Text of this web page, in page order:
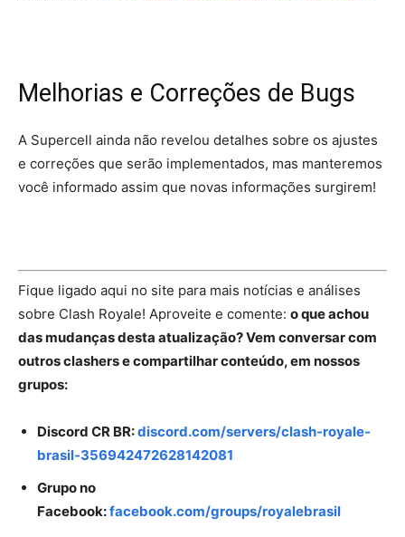
Melhorias e Correções de Bugs
A Supercell ainda não revelou detalhes sobre os ajustes
e correções que serão implementados, mas manteremos
você informado assim que novas informações surgirem!
Fique ligado aqui no site para mais notícias e análises
sobre Clash Royale! Aproveite e comente: o que achou
das mudanças desta atualização? Vem conversar com
outros clashers e compartilhar conteúdo, em nossos
grupos:
Discord CR BR:discord.com/servers/clash-royale-
brasil-356942472628142081
Grupo no
Facebook:facebook.com/groups/royalebrasil